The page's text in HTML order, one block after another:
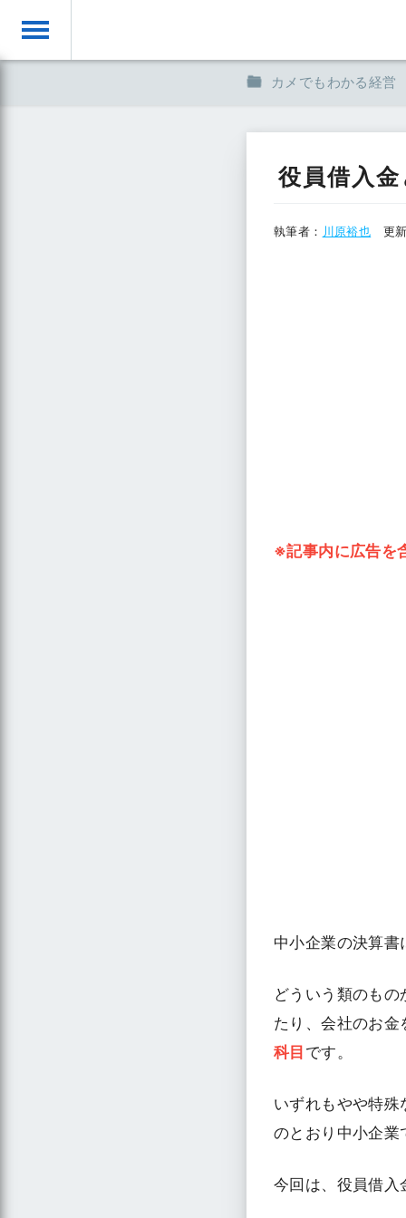
toggle
カメでもわかる経営
役員借入
執筆者： 川原裕也 更
※記事内に広告を
中小企業の決算
どういう類のも
たり、会社のお
科目 です。
いずれもやや特
のとおり中小企業
今回は、役員借入